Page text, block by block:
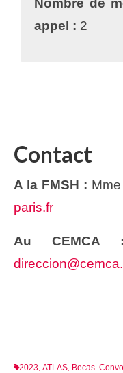
Nombre de
appel : 2
Contact
A la FMSH :
paris.fr
Au CEMCA :
2023 ATLAS Becas